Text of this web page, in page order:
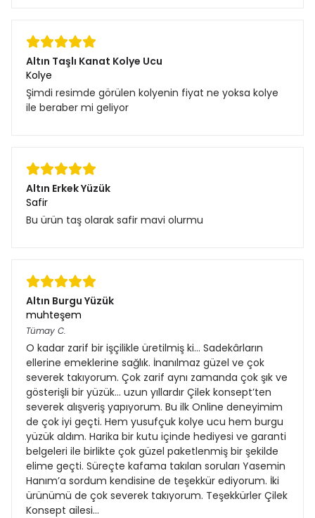
Altın Taşlı Kanat Kolye Ucu
Kolye
Şimdi resimde görülen kolyenin fiyat ne yoksa kolye
ile beraber mi geliyor
Altın Erkek Yüzük
Safir
Bu ürün taş olarak safir mavi olurmu
Altın Burgu Yüzük
muhteşem
Tümay C.
O kadar zarif bir işçilikle üretilmiş ki... Sadekârların
ellerine emeklerine sağlık. İnanılmaz güzel ve çok
severek takıyorum. Çok zarif aynı zamanda çok şık ve
gösterişli bir yüzük… uzun yıllardır Çilek konsept’ten
severek alışveriş yapıyorum. Bu ilk Online deneyimim
de çok iyi geçti. Hem yusufçuk kolye ucu hem burgu
yüzük aldım. Harika bir kutu içinde hediyesi ve garanti
belgeleri ile birlikte çok güzel paketlenmiş bir şekilde
elime geçti. Süreçte kafama takılan soruları Yasemin
Hanım’a sordum kendisine de teşekkür ediyorum. İki
ürünümü de çok severek takıyorum. Teşekkürler Çilek
Konsept ailesi…